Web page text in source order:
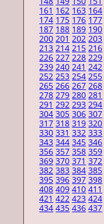
161 162 163 164
174 175 176 177
187 188 189 190
200 201 202 203
213 214 215 216
226 227 228 229
239 240 241 242
252 253 254 255
265 266 267 268
278 279 280 281
291 292 293 294
304 305 306 307
317 318 319 320
330 331 332 333
343 344 345 346
356 357 358 359
369 370 371 372
382 383 384 385
395 396 397 398
408 409 410 411
421 422 423 424
434 435 436 437